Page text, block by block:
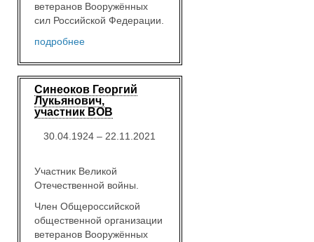
ветеранов Вооружённых
сил Российской Федерации.
подробнее
Синеоков Георгий
Лукьянович,
участник ВОВ
30.04.1924 – 22.11.2021
Участник Великой
Отечественной войны.
Член Общероссийской
общественной организации
ветеранов Вооружённых